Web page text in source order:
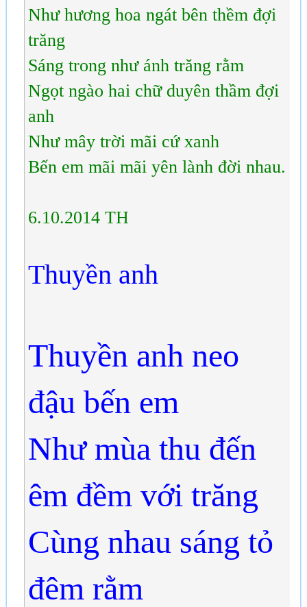
Như hương hoa ngát bên thềm đợi
trăng
Sáng trong như ánh trăng rằm
Ngọt ngào hai chữ duyên thầm đợi
anh
Như mây trời mãi cứ xanh
Bến em mãi mãi yên lành đời nhau.
6.10.2014 TH
Thuyền anh
Thuyền anh neo
đậu bến em
Như mùa thu đến
êm đềm với trăng
Cùng nhau sáng tỏ
đêm rằm